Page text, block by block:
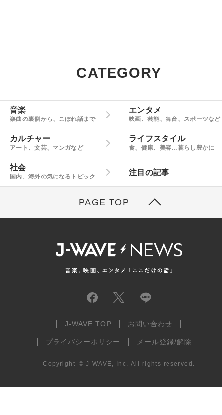
CATEGORY
音楽
楽曲の裏側から、こぼれ話まで
エンタメ
映画、芸能、舞台、スポーツなど
カルチャー
アート、文芸、マンガなど
ライフスタイル
食、健康、美容…暮らし豊かに
社会
国内、海外の気になるトピック
注目の記事
PAGE TOP
J-WAVE TOP お問い合わせ
プライバシーポリシー メール登録/解除
Copyright © J-WAVE, Inc. All rights reserved.